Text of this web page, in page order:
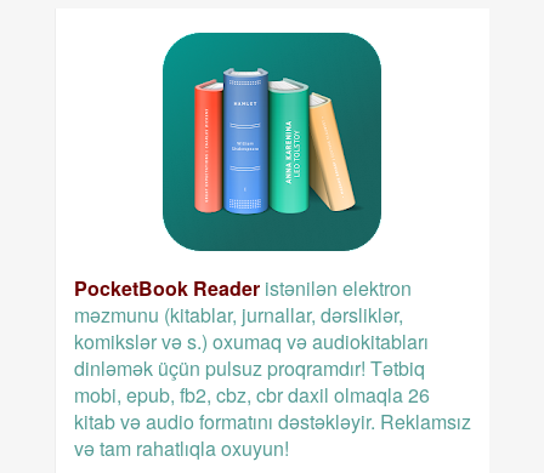
PocketBook Readeristənilən elektron
məzmunu (kitablar, jurnallar, dərsliklər,
komikslər və s.) oxumaq və audiokitabları
dinləmək üçün pulsuz proqramdır! Tətbiq
mobi, epub, fb2, cbz, cbr daxil olmaqla 26
kitab və audio formatını dəstəkləyir. Reklamsız
və tam rahatlıqla oxuyun!